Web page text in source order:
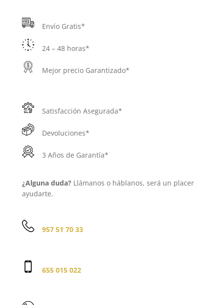
Envío Gratis*
24 – 48 horas*
Mejor precio Garantizado*
Satisfacción Asegurada*
Devoluciones*
3 Años de Garantía*
¿Alguna duda?Llámanos o háblanos, será un placer
ayudarte.
957 51 70 33
655 015 022